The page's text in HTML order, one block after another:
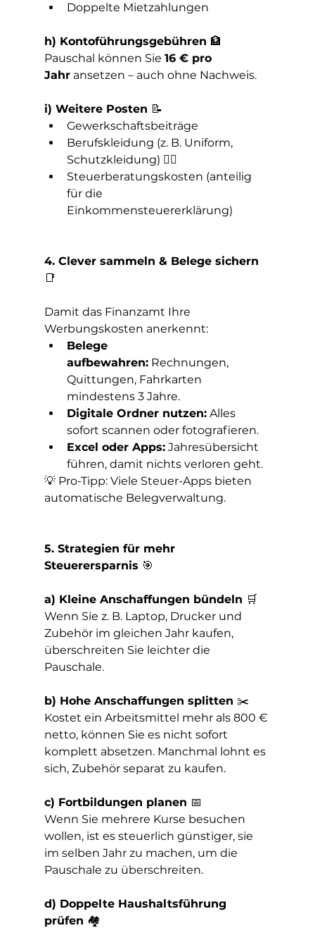
Doppelte Mietzahlungen
h) Kontoführungsgebühren 🏦
Pauschal können Sie 16 € pro
Jahr ansetzen – auch ohne Nachweis.
i) Weitere Posten 📝
Gewerkschaftsbeiträge
Berufskleidung (z. B. Uniform,
Schutzkleidung) 👷‍♀️
Steuerberatungskosten (anteilig
für die
Einkommensteuererklärung)
4. Clever sammeln & Belege sichern
📑
Damit das Finanzamt Ihre
Werbungskosten anerkennt:
Belege
aufbewahren: Rechnungen,
Quittungen, Fahrkarten
mindestens 3 Jahre.
Digitale Ordner nutzen: Alles
sofort scannen oder fotografieren.
Excel oder Apps: Jahresübersicht
führen, damit nichts verloren geht.
💡 Pro-Tipp: Viele Steuer-Apps bieten
automatische Belegverwaltung.
5. Strategien für mehr
Steuerersparnis 🎯
a) Kleine Anschaffungen bündeln 🛒
Wenn Sie z. B. Laptop, Drucker und
Zubehör im gleichen Jahr kaufen,
überschreiten Sie leichter die
Pauschale.
b) Hohe Anschaffungen splitten ✂️
Kostet ein Arbeitsmittel mehr als 800 €
netto, können Sie es nicht sofort
komplett absetzen. Manchmal lohnt es
sich, Zubehör separat zu kaufen.
c) Fortbildungen planen 📅
Wenn Sie mehrere Kurse besuchen
wollen, ist es steuerlich günstiger, sie
im selben Jahr zu machen, um die
Pauschale zu überschreiten.
d) Doppelte Haushaltsführung
prüfen 🏘️